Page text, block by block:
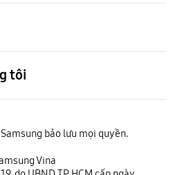
tôi
bảo lưu mọi quyền.
Vina